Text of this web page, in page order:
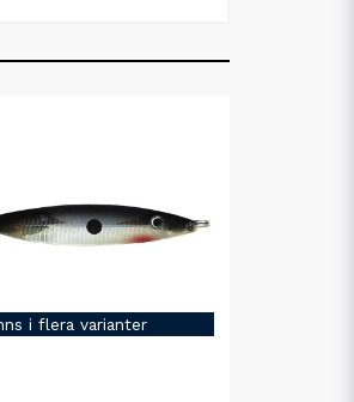
i flera varianter